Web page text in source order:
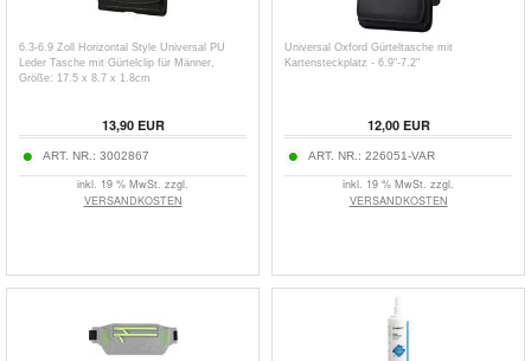
6.3-6.9 Zoll Horizontal Style Universal PU
Leder Tasche mit Gürtelclip für Männer,
Größe: 17.5 x 8.7 x 1.8cm
13,90EUR
ART. NR.: 3002867
inkl. 19 % MwSt. zzgl.
VERSANDKOSTEN
Universal Oxford Gürteltasche mit
Kartensteckplatz - 6.9"-7.2"
12,00EUR
ART. NR.: 226051-VAR
inkl. 19 % MwSt. zzgl.
VERSANDKOSTEN